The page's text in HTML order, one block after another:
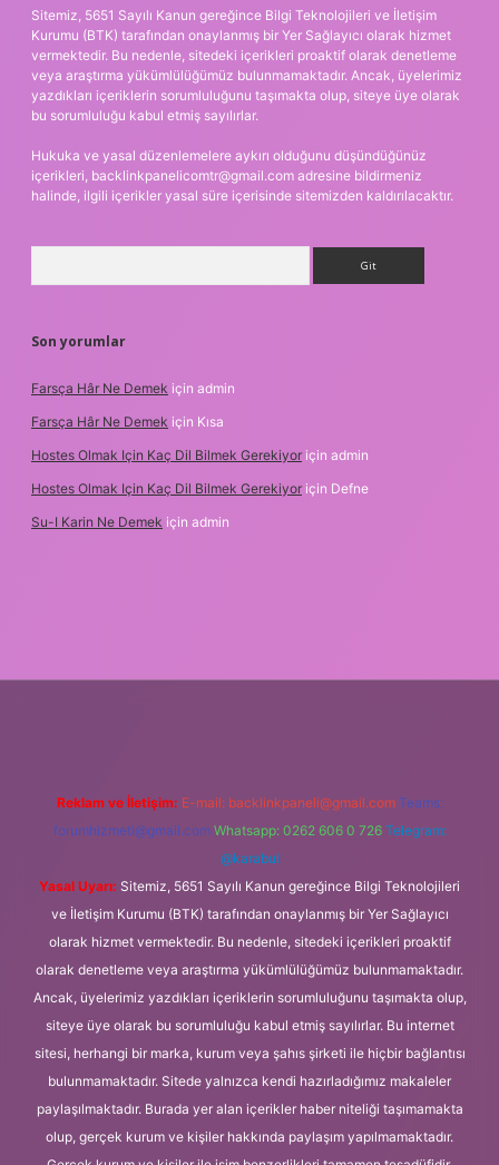
Sitemiz, 5651 Sayılı Kanun gereğince Bilgi Teknolojileri ve İletişim
Kurumu (BTK) tarafından onaylanmış bir Yer Sağlayıcı olarak hizmet
vermektedir. Bu nedenle, sitedeki içerikleri proaktif olarak denetleme
veya araştırma yükümlülüğümüz bulunmamaktadır. Ancak, üyelerimiz
yazdıkları içeriklerin sorumluluğunu taşımakta olup, siteye üye olarak
bu sorumluluğu kabul etmiş sayılırlar.
Hukuka ve yasal düzenlemelere aykırı olduğunu düşündüğünüz
içerikleri, backlinkpanelicomtr@gmail.com adresine bildirmeniz
halinde, ilgili içerikler yasal süre içerisinde sitemizden kaldırılacaktır.
Son yorumlar
Farsça Hâr Ne Demek için admin
Farsça Hâr Ne Demek için Kısa
Hostes Olmak Için Kaç Dil Bilmek Gerekiyor için admin
Hostes Olmak Için Kaç Dil Bilmek Gerekiyor için Defne
Su-I Karin Ne Demek için admin
Reklam ve İletişim: E-mail: backlinkpaneli@gmail.com Teams:
forumhizmeti@gmail.com Whatsapp: 0262 606 0 726 Telegram:
@karabul
Yasal Uyarı: Sitemiz, 5651 Sayılı Kanun gereğince Bilgi Teknolojileri
ve İletişim Kurumu (BTK) tarafından onaylanmış bir Yer Sağlayıcı
olarak hizmet vermektedir. Bu nedenle, sitedeki içerikleri proaktif
olarak denetleme veya araştırma yükümlülüğümüz bulunmamaktadır.
Ancak, üyelerimiz yazdıkları içeriklerin sorumluluğunu taşımakta olup,
siteye üye olarak bu sorumluluğu kabul etmiş sayılırlar. Bu internet
sitesi, herhangi bir marka, kurum veya şahıs şirketi ile hiçbir bağlantısı
bulunmamaktadır. Sitede yalnızca kendi hazırladığımız makaleler
paylaşılmaktadır. Burada yer alan içerikler haber niteliği taşımamakta
olup, gerçek kurum ve kişiler hakkında paylaşım yapılmamaktadır.